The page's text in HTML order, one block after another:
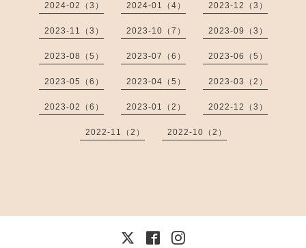
2024-02（3） 2024-01（4） 2023-12（3）
2023-11（3） 2023-10（7） 2023-09（3）
2023-08（5） 2023-07（6） 2023-06（5）
2023-05（6） 2023-04（5） 2023-03（2）
2023-02（6） 2023-01（2） 2022-12（3）
2022-11（2） 2022-10（2）